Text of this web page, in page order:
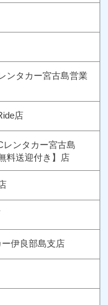
ンタカー宮古島営業
店
レンタカー宮古島
料送迎付き】店
伊良部島支店